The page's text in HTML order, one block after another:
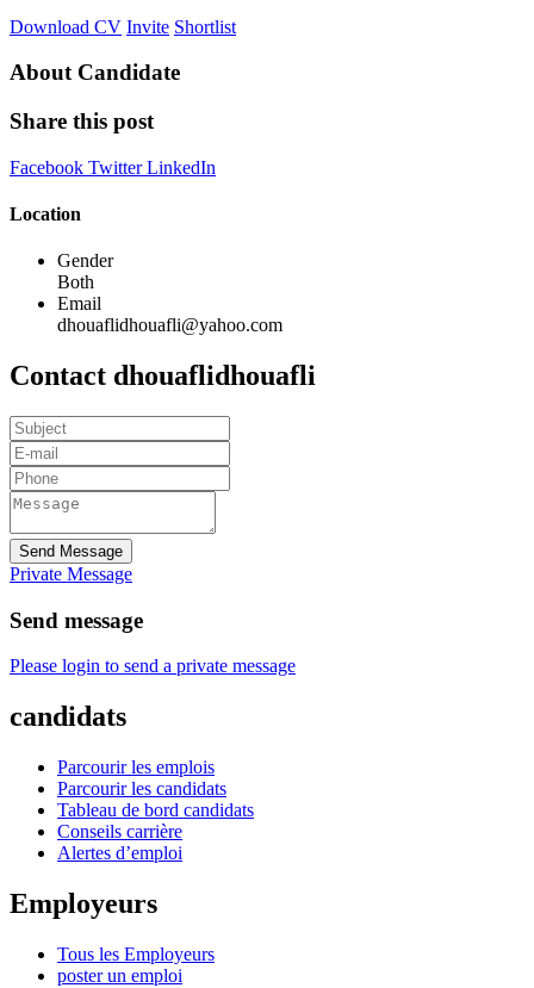
Download CV Invite Shortlist
About Candidate
Share this post
Facebook TwitterLinkedIn
Location
Gender
Both
Email
dhouaflidhouafli@yahoo.com
Contact dhouaflidhouafli
Send Message
Private Message
Send message
Please login to send a private message
candidats
Parcourir les emplois
Parcourir les candidats
Tableau de bord candidats
Conseils carrière
Alertes d’emploi
Employeurs
Tous les Employeurs
poster un emploi